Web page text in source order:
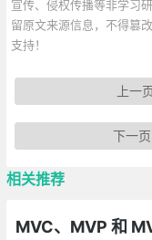
宣传、侵权传播等非学习
留原文来源信息，不得篡
支持！
上一
下一
相关推荐
MVC、MVP 和